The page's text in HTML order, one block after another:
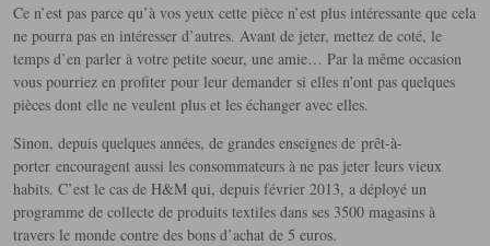
Ce n’est pas parce qu’à vos yeux cette pièce n’est plus intéressante que cela
ne pourra pas en intéresser d’autres. Avant de jeter, mettez de coté, le
temps d’en parler à votre petite soeur, une amie… Par la même occasion
vous pourriez en profiter pour leur demander si elles n’ont pas quelques
pièces dont elle ne veulent plus et les échanger avec elles.
Sinon, depuis quelques années, de grandes enseignes de prêt-à-
porter encouragent aussi les consommateurs à ne pas jeter leurs vieux
habits. C’est le cas de H&M qui, depuis février 2013, a déployé un
programme de collecte de produits textiles dans ses 3500 magasins à
travers le monde contre des bons d’achat de 5 euros.